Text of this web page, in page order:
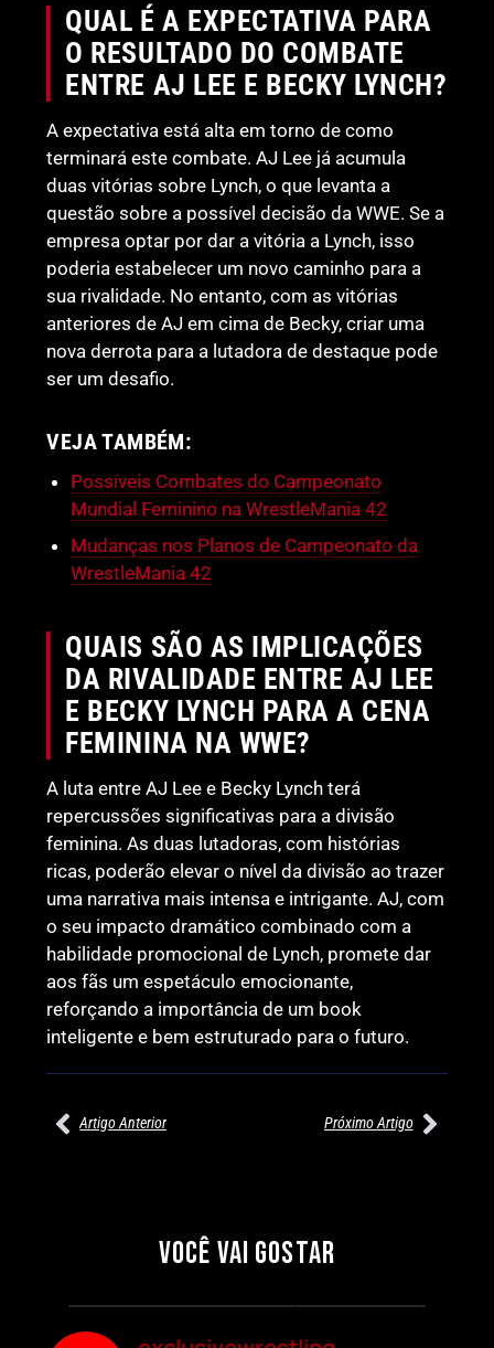
QUAL É A EXPECTATIVA PARA
O RESULTADO DO COMBATE
ENTRE AJ LEE E BECKY LYNCH?
A expectativa está alta em torno de como
terminará este combate. AJ Lee já acumula
duas vitórias sobre Lynch, o que levanta a
questão sobre a possível decisão da WWE. Se a
empresa optar por dar a vitória a Lynch, isso
poderia estabelecer um novo caminho para a
sua rivalidade. No entanto, com as vitórias
anteriores de AJ em cima de Becky, criar uma
nova derrota para a lutadora de destaque pode
ser um desafio.
VEJA TAMBÉM:
Possíveis Combates do Campeonato
Mundial Feminino na WrestleMania 42
Mudanças nos Planos de Campeonato da
WrestleMania 42
QUAIS SÃO AS IMPLICAÇÕES
DA RIVALIDADE ENTRE AJ LEE
E BECKY LYNCH PARA A CENA
FEMININA NA WWE?
A luta entre AJ Lee e Becky Lynch terá
repercussões significativas para a divisão
feminina. As duas lutadoras, com histórias
ricas, poderão elevar o nível da divisão ao trazer
uma narrativa mais intensa e intrigante. AJ, com
o seu impacto dramático combinado com a
habilidade promocional de Lynch, promete dar
aos fãs um espetáculo emocionante,
reforçando a importância de um book
inteligente e bem estruturado para o futuro.
Artigo Anterior Próximo Artigo
VOCÊ VAI GOSTAR
SEGMENTOS A NÃO PERDER
Por exclusivewrestling
MUNDIAL FEMININO NA AEW
REDEMPTION
Por exclusivewrestling